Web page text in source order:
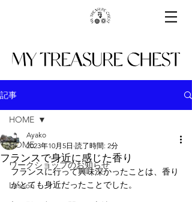
記事
HOME
ワークショップのお知らせ
Lesson
HOME
フランスで身近に感じた香り
Ayako
2023年10月5日 読了時間: 2分
フランスに行って興味深かったことは、香り
がとても身近だったことでした。